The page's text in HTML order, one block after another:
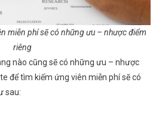
miễn phí sẽ có những ưu – nhược điểm
riêng
nào cũng sẽ có những ưu – nhược
để tìm kiếm ứng viên miễn phí sẽ có
sau: